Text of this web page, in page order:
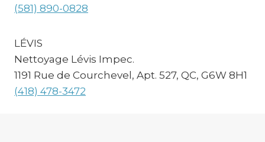
​(581) 890-0828
LÉVIS
Nettoyage Lévis Impec.
1191 Rue de Courchevel, Apt. 527, QC, G6W 8H1
(418) 478-3472